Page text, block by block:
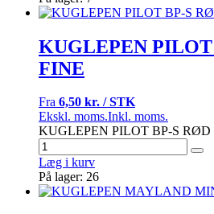
KUGLEPEN
FINE
Fra 6,50 kr. / STK
Ekskl. moms.Inkl. moms.
KUGLEPEN PILOT BP-S RØD
Læg i kurv
På lager: 26